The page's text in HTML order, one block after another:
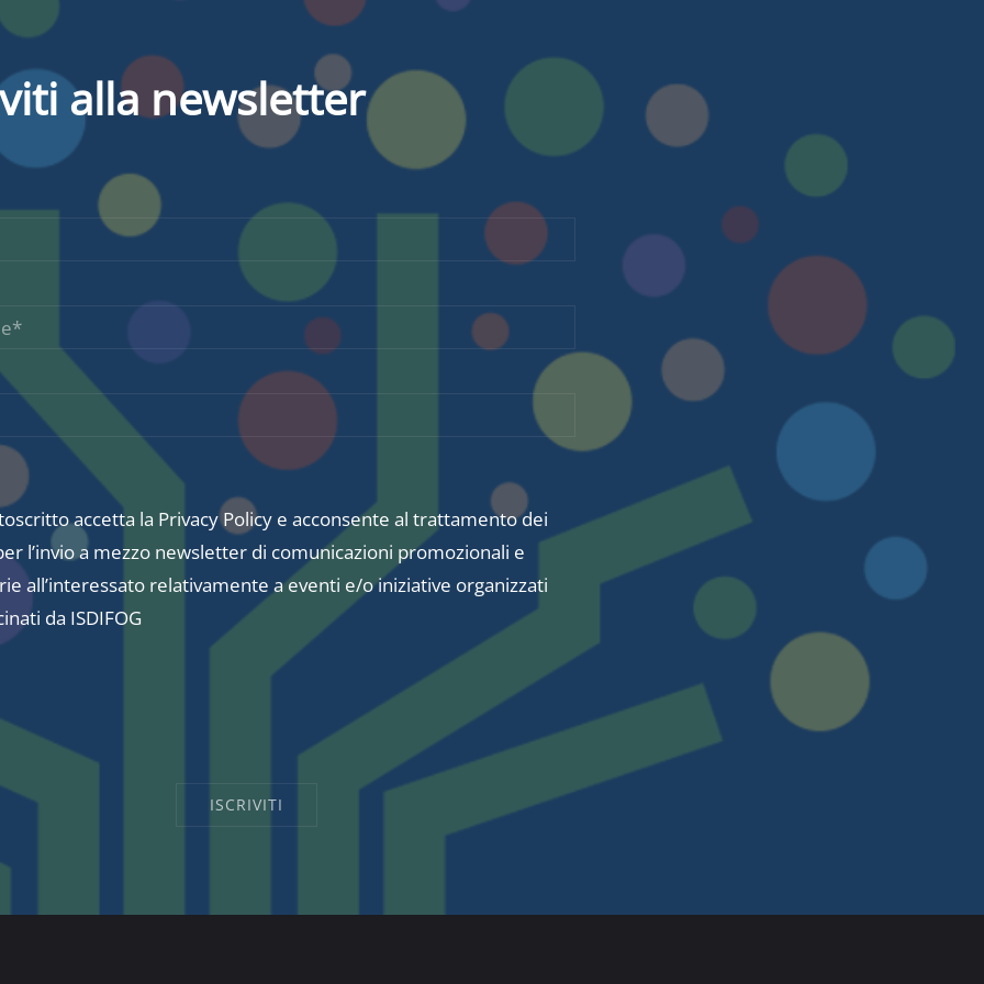
alla newsletter
accetta la Privacy Policy e acconsente al trattamento dei
l’invio a mezzo newsletter di comunicazioni promozionali e
all’interessato relativamente a eventi e/o iniziative organizzati
da ISDIFOG